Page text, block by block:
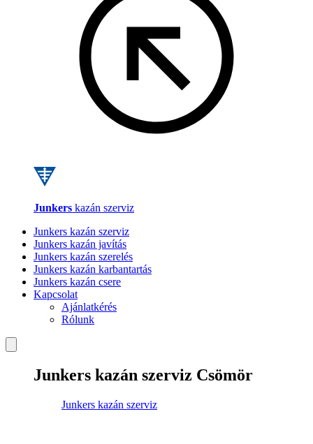
Junkers kazán szerviz
Junkers kazán szerviz
Junkers kazán javítás
Junkers kazán szerelés
Junkers kazán karbantartás
Junkers kazán csere
Kapcsolat
Ajánlatkérés
Rólunk
Junkers kazán szerviz Csömör
Junkers kazán szerviz